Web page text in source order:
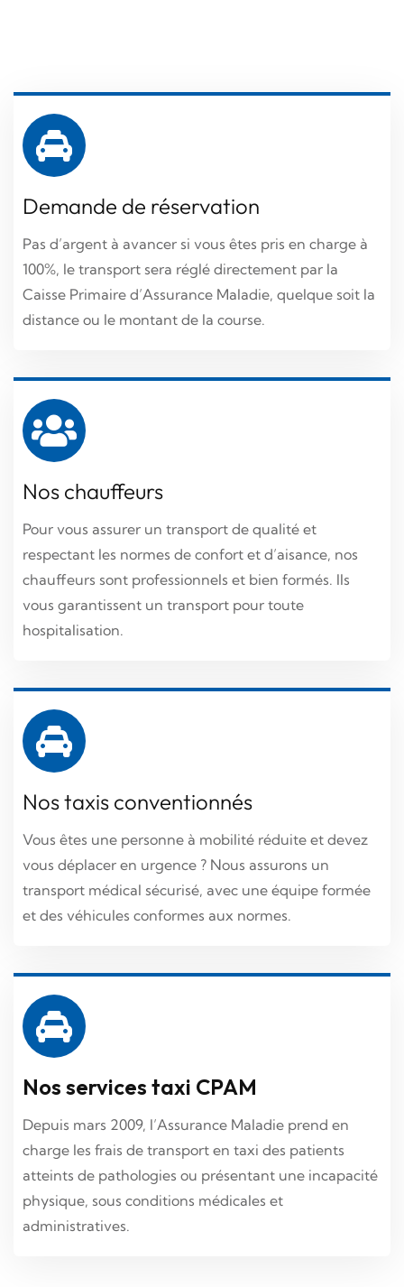
Demande de réservation
Pas d’argent à avancer si vous êtes pris en charge à
100%, le transport sera réglé directement par la
Caisse Primaire d’Assurance Maladie, quelque soit la
distance ou le montant de la course.
Nos chauffeurs
Pour vous assurer un transport de qualité et
respectant les normes de confort et d’aisance, nos
chauffeurs sont professionnels et bien formés. Ils
Nos chauffeurs
Pour vous assurer un transport de qualité et
respectant les normes de confort et d’aisance, nos
chauffeurs sont professionnels et bien formés. Ils
vous garantissent un transport pour toute
hospitalisation.
Nos taxis conventionnés
Vous êtes une personne à mobilité réduite et devez
vous déplacer en urgence ? Nous assurons un
transport médical sécurisé, avec une équipe formée
Nos taxis conventionnés
Vous êtes une personne à mobilité réduite et devez
vous déplacer en urgence ? Nous assurons un
transport médical sécurisé, avec une équipe formée
et des véhicules conformes aux normes.
Nos services taxi CPAM
Depuis mars 2009, l’Assurance Maladie prend en
charge les frais de transport en taxi des patients
atteints de pathologies ou présentant une incapacité
Nos services taxi CPAM
Depuis mars 2009, l’Assurance Maladie prend en
charge les frais de transport en taxi des patients
atteints de pathologies ou présentant une incapacité
physique, sous conditions médicales et
administratives.